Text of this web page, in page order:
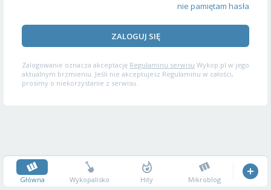
nie pamiętam hasła
ZALOGUJ SIĘ
Zalogowanie oznacza akceptację Regulaminu serwisu Wykop.pl w jego
aktualnym brzmieniu. Jeśli nie akceptujesz Regulaminu w całości,
prosimy o niekorzystanie z serwisu.
Główna Wykopalisko Hity Mikroblog